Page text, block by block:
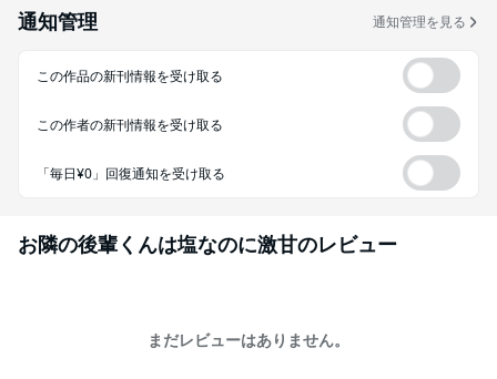
通知管理 通知管理を見る
この作品の新刊情報を受け取る
この作者の新刊情報を受け取る
「毎日¥0」回復通知を受け取る
お隣の後輩くんは塩なのに激甘のレビュー
まだレビューはありません。